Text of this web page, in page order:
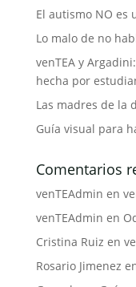
El autismo NO es
Lo malo de no
venTEA y
hecha por
Las madres de la
Guía visual para
Comentarios
venTEAdmin en
venTEAdmin en
Cristina Ruiz en
Rosario Jimenez